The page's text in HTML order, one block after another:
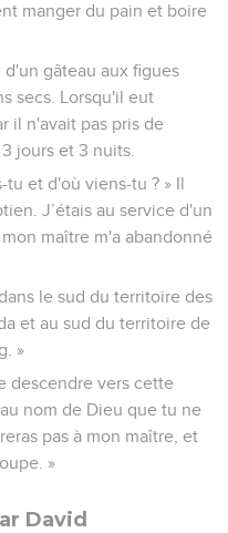
manger du pain et boire
gâteau aux figues
secs. Lorsqu'il eut
il n'avait pas pris de
jours et 3 nuits.
et d'où viens-tu ? » Il
J’étais au service d'un
maître m'a abandonné
le sud du territoire des
et au sud du territoire de
»
descendre vers cette
nom de Dieu que tu ne
pas à mon maître, et
»
David